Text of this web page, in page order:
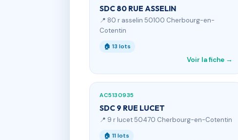
SDC 80 RUE ASSELIN
📍 80 r asselin 50100 Cherbourg-en-
Cotentin
🏠 13 lots
Voir la fiche →
AC5130935
SDC 9 RUE LUCET
📍 9 r lucet 50470 Cherbourg-en-Cotentin
🏠 11 lots